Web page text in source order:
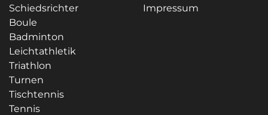
Schiedsrichter
Boule
Badminton
Leichtathletik
Triathlon
Turnen
Tischtennis
Tennis
Impressum